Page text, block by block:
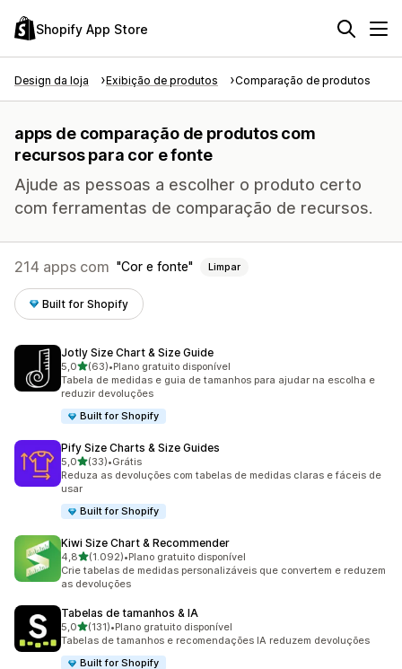
Shopify App Store
Design da loja Exibição de produtos Comparação de produtos
apps de comparação de produtos com
recursos para cor e fonte
Ajude as pessoas a escolher o produto certo
com ferramentas de comparação de recursos.
214 apps com Cor e fonte Limpar
Built for Shopify
Jotly Size Chart & Size Guide
5,0de 5 estrelas
(63)
63 avaliações ao todo
•Plano gratuito disponível
Tabela de medidas e guia de tamanhos para ajudar na escolha e
reduzir devoluções
Built for Shopify
Pify Size Charts & Size Guides
5,0de 5 estrelas
(33)
33 avaliações ao todo
•Grátis
Reduza as devoluções com tabelas de medidas claras e fáceis de
usar
Built for Shopify
Kiwi Size Chart & Recommender
4,8de 5 estrelas
(1.092)
1092 avaliações ao todo
•Plano gratuito disponível
Crie tabelas de medidas personalizáveis que convertem e reduzem
as devoluções
Tabelas de tamanhos & IA
5,0de 5 estrelas
(131)
131 avaliações ao todo
•Plano gratuito disponível
Tabelas de tamanhos e recomendações IA reduzem devoluções
Built for Shopify